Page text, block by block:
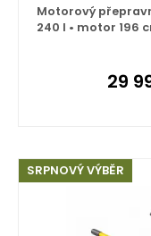
Motorový
240 l • motor 196
29
SRPNOVÝ VÝBĚR